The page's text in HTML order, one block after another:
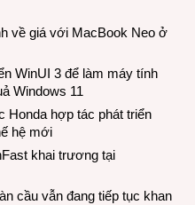
về giá với MacBook Neo ở
WinUI 3 để làm máy tính
Windows 11
Honda hợp tác phát triển
hệ mới
khai trương tại
cầu vẫn đang tiếp tục khan